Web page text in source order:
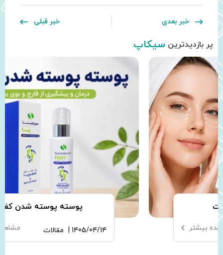
خبر بعدی خبر قبلی
پر بازدیدترین سیکاپ
پوسته پوسته شدن کف پا
مشاهده بیشتر